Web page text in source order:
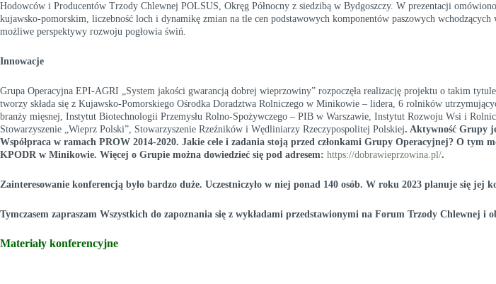
Hodowców i Producentów Trzody Chlewnej POLSUS, Okręg Północny z siedzibą w Bydgoszczy. W prezentacji
kujawsko-pomorskim, liczebność loch i dynamikę zmian na tle cen podstawowych komponentów paszowych wchodzących
możliwe perspektywy rozwoju pogłowia świń.
Innowacje
Grupa Operacyjna EPI-AGRI „System jakości gwarancją dobrej wieprzowiny” rozpoczęła realizację projektu o takim
tworzy składa się z Kujawsko-Pomorskiego Ośrodka Doradztwa Rolniczego w Minikowie ‒ lidera, 6 rolników
branży mięsnej, Instytut Biotechnologii Przemysłu Rolno-Spożywczego ‒ PIB w Warszawie, Instytut Rozwoju Wsi i
Stowarzyszenie „Wieprz Polski”, Stowarzyszenie Rzeźników i Wędliniarzy Rzeczypospolitej Polskiej. Aktywność Grupy
Współpraca w ramach PROW 2014-2020. Jakie cele i zadania stoją przed członkami Grupy Operacyjnej? O tym
KPODR w Minikowie. Więcej o Grupie można dowiedzieć się pod adresem: https://dobrawieprzowina.pl/.
Zainteresowanie konferencją było bardzo duże. Uczestniczyło w niej ponad 140 osób. W roku 2023 planuje się jej
Tymczasem zapraszam Wszystkich do zapoznania się z wykładami przedstawionymi na Forum Trzody Chlewnej i
Materiały konferencyjne